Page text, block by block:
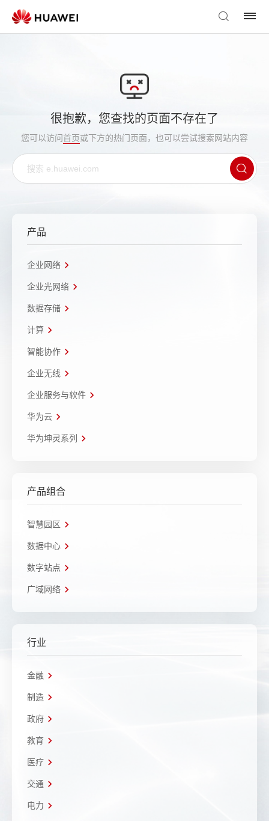
很抱歉，您查找的页面不存在了
您可以访问首页或下方的热门页面，也可以尝试搜索网站内容
产品
企业网络
企业光网络
数据存储
计算
智能协作
企业无线
企业服务与软件
华为云
华为坤灵系列
产品组合
智慧园区
数据中心
数字站点
广域网络
行业
金融
制造
政府
教育
医疗
交通
电力